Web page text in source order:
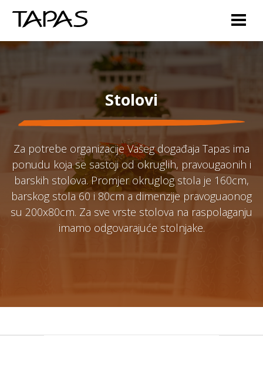
Travnička cesta br. 4, 72000 Zenica +387 63 991 066 i +387 61 230
Stolovi
Za potrebe organizacije Vašeg događaja Tapas ima
ponudu koja se sastoji od okruglih, pravougaonih i
barskih stolova. Promjer okruglog stola je 160cm,
barskog stola 60 i 80cm a dimenzije pravoguaonog
su 200x80cm. Za sve vrste stolova na raspolaganju
imamo odgovarajuće stolnjake.